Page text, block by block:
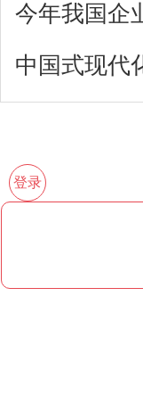
今年我国企
中国式现代
登录